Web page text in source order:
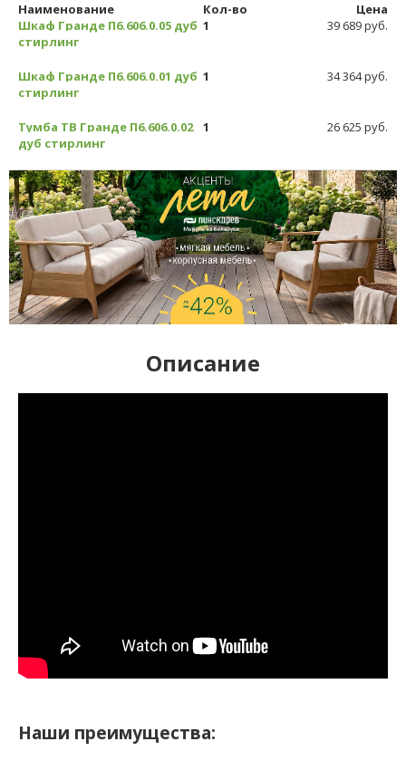
Наименование Кол-во
Цена
Шкаф Гранде П6.606.0.05 дуб
стирлинг
1 39 689 руб.
Шкаф Гранде П6.606.0.01 дуб
стирлинг
1 34 364 руб.
Тумба ТВ Гранде П6.606.0.02
дуб стирлинг
1 26 625 руб.
Описание
Наши преимущества: